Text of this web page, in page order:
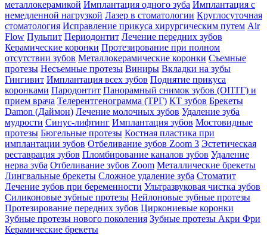
металлокерамикой Имплантация одного зуба Имплантация с
немедленной нагрузкой Лазер в стоматологии Круглосуточная
стоматология Исправление прикуса хирургическим путем Air
Flow Пульпит Периодонтит Лечение передних зубов
Керамические коронки Протезирование при полном
отсутствии зубов Металлокерамические коронки Съемные
протезы Несъемные протезы Виниры Вкладки на зубы
Гингивит Имплантация всех зубов Поднятие прикуса
коронками Пародонтит Панорамный снимок зубов (ОПТГ) и
прием врача Телерентгенограмма (ТРГ) КТ зубов Брекеты
Damon (Даймон) Лечение молочных зубов Удаление зуба
мудрости Синус-лифтинг Имплантация зубов Мостовидные
протезы Бюгельные протезы Костная пластика при
имплантации зубов Отбеливание зубов Zoom 3 Эстетическая
реставрация зубов Пломбирование каналов зубов Удаление
нерва зуба Отбеливание зубов Zoom Металлические брекеты
Лингвальные брекеты Сложное удаление зуба Стоматит
Лечение зубов при беременности Ультразвуковая чистка зубов
Силиконовые зубные протезы Нейлоновые зубные протезы
Протезирование передних зубов Циркониевые коронки
Зубные протезы нового поколения Зубные протезы Акри Фри
Керамические брекеты